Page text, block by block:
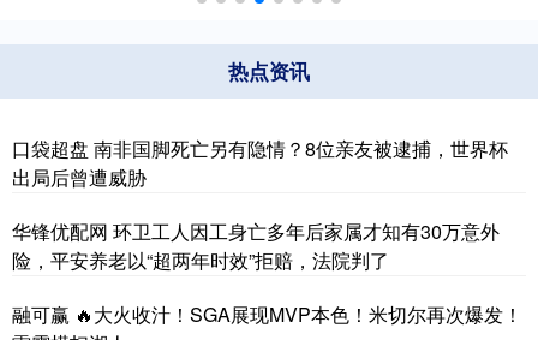
热点资讯
口袋超盘 南非国脚死亡另有隐情？8位亲友被逮捕，世界杯
出局后曾遭威胁
华锋优配网 环卫工人因工身亡多年后家属才知有30万意外
险，平安养老以“超两年时效”拒赔，法院判了
融可赢 🔥大火收汁！SGA展现MVP本色！米切尔再次爆发！